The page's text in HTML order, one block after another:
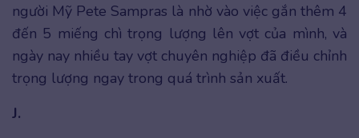
người Mỹ Pete Sampras là nhờ vào việc gắn thêm 4
đến 5 miếng chì trọng lượng lên vợt của mình, và
ngày nay nhiều tay vợt chuyên nghiệp đã điều chỉnh
trọng lượng ngay trong quá trình sản xuất.
J.